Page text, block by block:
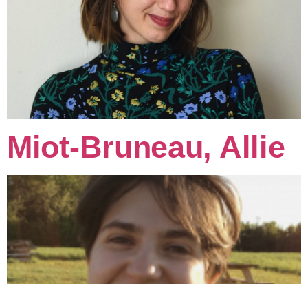
Miot-Bruneau, Allie